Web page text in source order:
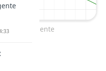
Wendetangente